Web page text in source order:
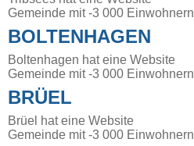
Gemeinde mit -3 000 Einwohnern
BOLTENHAGEN
Boltenhagen hat eine Website
Gemeinde mit -3 000 Einwohnern
BRÜEL
Brüel hat eine Website
Gemeinde mit -3 000 Einwohnern